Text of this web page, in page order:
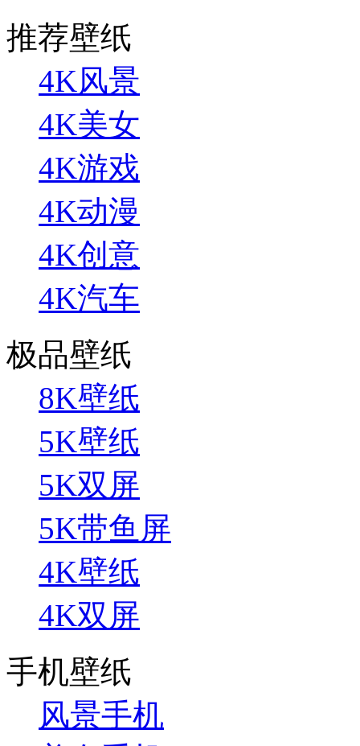
推荐壁纸
4K风景
4K美女
4K游戏
4K动漫
4K创意
4K汽车
极品壁纸
8K壁纸
5K壁纸
5K双屏
5K带鱼屏
4K壁纸
4K双屏
手机壁纸
风景手机